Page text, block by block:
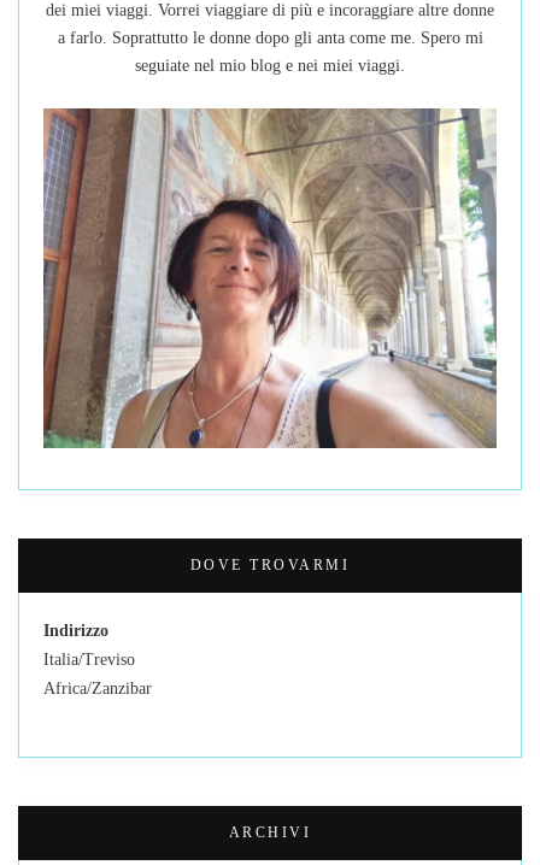
dei miei viaggi. Vorrei viaggiare di più e incoraggiare altre donne
a farlo. Soprattutto le donne dopo gli anta come me. Spero mi
seguiate nel mio blog e nei miei viaggi.
DOVE TROVARMI
Indirizzo
Italia/Treviso
Africa/Zanzibar
ARCHIVI